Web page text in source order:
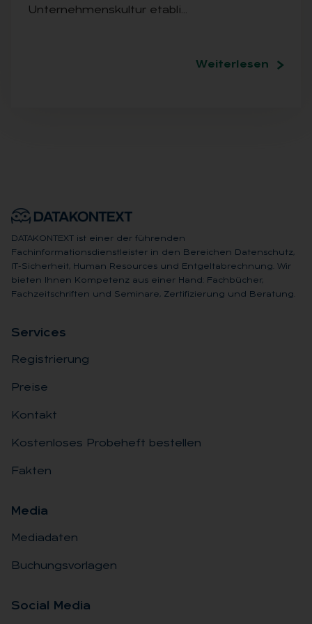
Unternehmenskultur etabli…
Weiterlesen
DATAKONTEXT ist einer der führenden
Fachinformationsdienstleister in den Bereichen Datenschutz,
IT-Sicherheit, Human Resources und Entgeltabrechnung. Wir
bieten Ihnen Kompetenz aus einer Hand: Fachbücher,
Fachzeitschriften und Seminare, Zertifizierung und Beratung.
Ser­vices
Registrierung
Preise
Kontakt
Kostenloses Probeheft bestellen
Fakten
Me­dia
Mediadaten
Buchungsvorlagen
So­ci­al Me­dia